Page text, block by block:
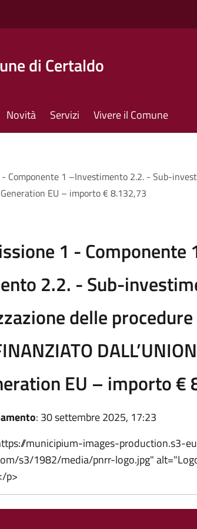
di Certaldo
Novità Servizi Vivere il Comune
Componente 1 –Investimento 2.2. - Sub-
EU – importo € 8.132,73
1 - Componente
2.2. - Sub-
delle procedure
EU – importo €
: 30 settembre 2025, 17:23
municipium-images-production.s3-
s3/1982/media/pnrr-logo.jpg"
p>